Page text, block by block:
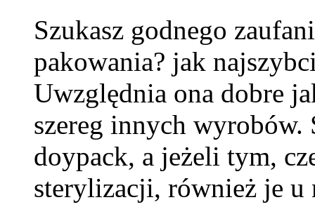
Szukasz godnego
pakowania? jak
Uwzględnia ona dobre
szereg innych
doypack, a jeżeli tym,
sterylizacji, również je u